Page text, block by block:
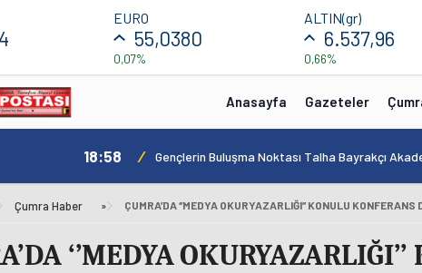
EURO
55,0380
0,07%
ALTIN(gr)
6.537,96
0,66%
Anasayfa Gazeteler
18:58 / Gençlerin Buluşma Noktası Talha Bayrakçı
Çumra Haber »
‘’MEDYA